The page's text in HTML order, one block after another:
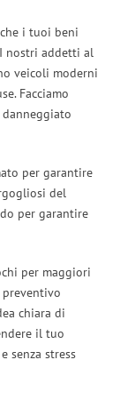
i tuoi beni
nostri addetti al
veicoli moderni
Facciamo
per garantire
del
per garantire
per maggiori
chiara di
il tuo
senza stress